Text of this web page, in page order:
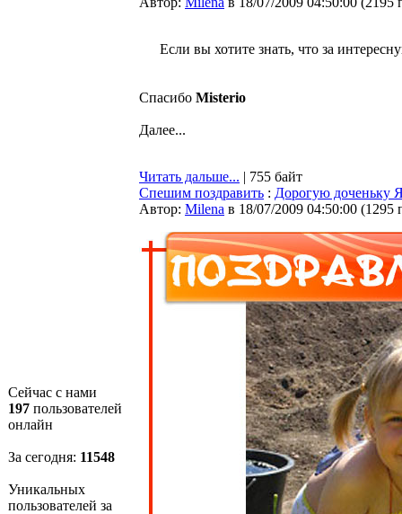
Сейчас с нами
197 пользователей
онлайн
За сегодня: 11548
Уникальных
пользователей за
Если вы хотите знать, что за
Спасибо Misterio
Далее...
Читать дальше... | 755 байт
Спешим поздравить : Дорогую доченьку
Автор: Milena в 18/07/2009 04:50:00 (1295